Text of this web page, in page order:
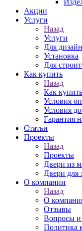
Акции
Услуги
Назад
Услуги
Для
Установка
Для
Как купить
Назад
Как купить
Условия
Условия
Гарантия
Статьи
Проекты
Назад
Проекты
Двери из
Двери для
О компании
Назад
О
Отзывы
Вопросы и
Политика